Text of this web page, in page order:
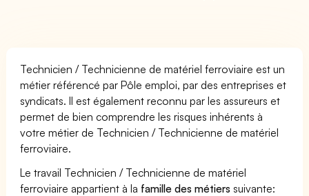
Technicien / Technicienne de matériel ferroviaire est un
métier référencé par Pôle emploi, par des entreprises et
syndicats. Il est également reconnu par les assureurs et
permet de bien comprendre les risques inhérents à
votre métier de Technicien / Technicienne de matériel
ferroviaire.
Le travail Technicien / Technicienne de matériel
ferroviaire appartient à la famille des métiers suivante: